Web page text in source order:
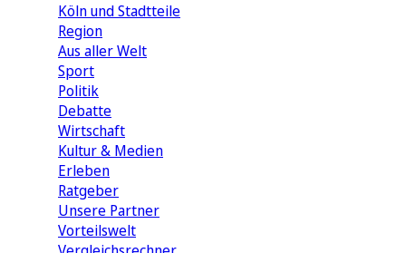
Köln und Stadtteile
Region
Aus aller Welt
Sport
Politik
Debatte
Wirtschaft
Kultur & Medien
Erleben
Ratgeber
Unsere Partner
Vorteilswelt